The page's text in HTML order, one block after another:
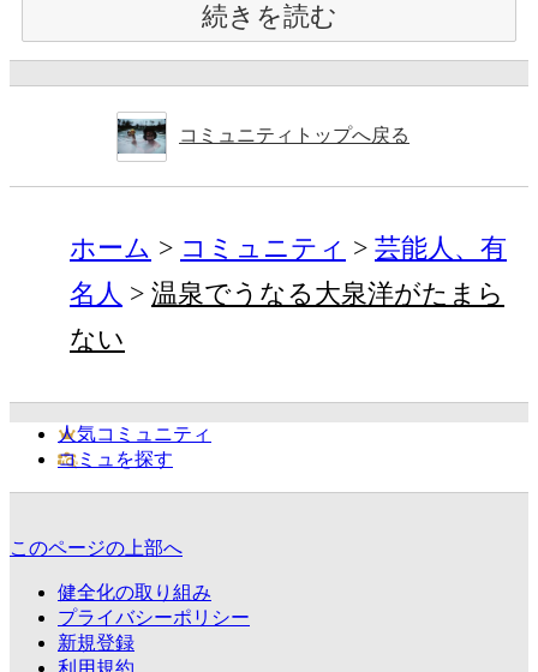
続きを読む
コミュニティトップへ戻る
ホーム コミュニティ
芸能人、有
名人
温泉でうなる大泉洋がたまら
ない
人気コミュニティ
コミュを探す
このページの上部へ
健全化の取り組み
プライバシーポリシー
新規登録
利用規約